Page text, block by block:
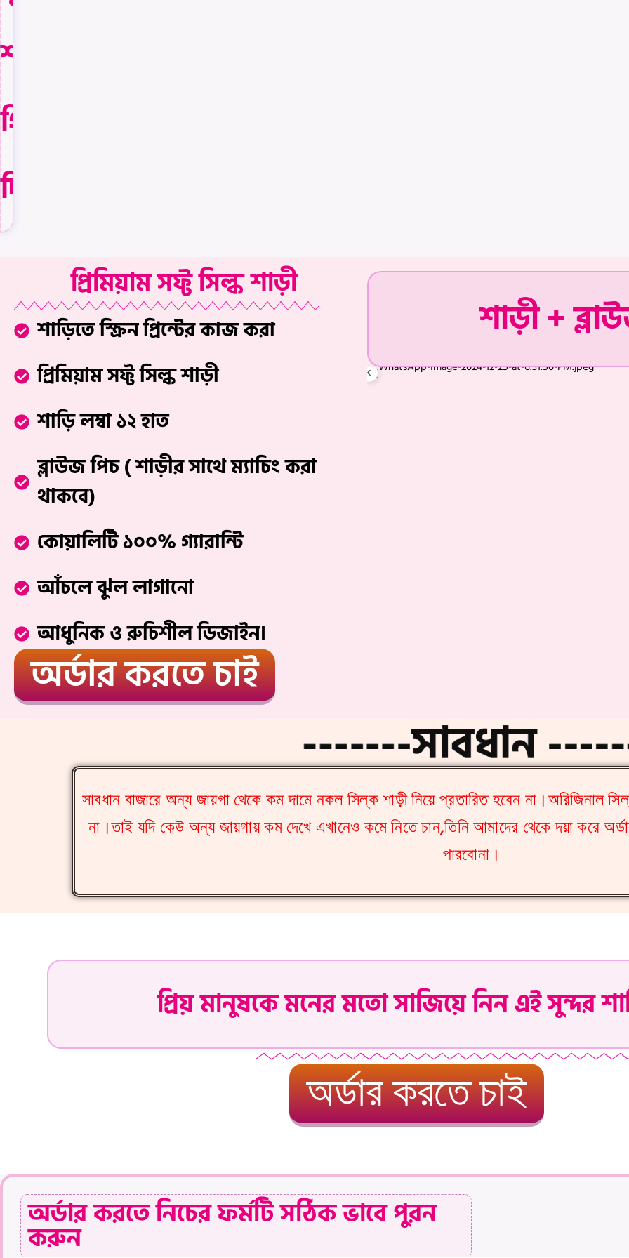
শাড়িটি
গিফট
দিয়ে।
প্রিমিয়াম সফ্ট সিল্ক শাড়ী
শাড়িতে স্ক্রিন প্রিন্টের কাজ করা
প্রিমিয়াম সফ্ট সিল্ক শাড়ী
শাড়ি লম্বা ১২ হাত
ব্লাউজ পিচ ( শাড়ীর সাথে ম্যাচিং করা
থাকবে)
কোয়ালিটি ১০০% গ্যারান্টি
আঁচলে ঝুল লাগানো
আধুনিক ও রুচিশীল ডিজাইন।
অর্ডার করতে চাই
শাড়ী +
-------সাবধান
সাবধান বাজারে অন্য জায়গা থেকে কম দামে নকল সিল্ক শাড়ী নিয়ে প্রতারিত হবেন না।অরিজিনাল
না।তাই যদি কেউ অন্য জায়গায় কম দেখে এখানেও কমে নিতে চান,তিনি আমাদের থেকে দয়া করে
পারবোনা।
প্রিয় মানুষকে মনের মতো সাজিয়ে নিন এই সুন্দর
অর্ডার করতে চাই
অর্ডার করতে নিচের ফর্মটি সঠিক ভাবে পুরন
করুন